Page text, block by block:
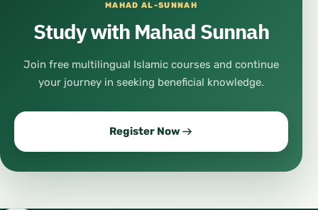
MAHAD AL-SUNNAH
Study with Mahad Sunnah
Join free multilingual Islamic courses and continue
your journey in seeking beneficial knowledge.
Register Now